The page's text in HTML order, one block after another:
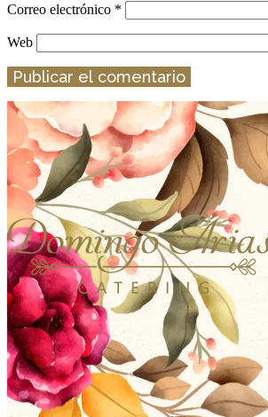
Correo electrónico *
Web